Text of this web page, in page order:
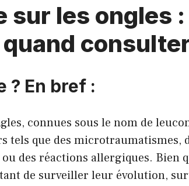
sur les ongles
? En bref :
connues sous le nom de
tels que des microtraumatismes,
des réactions allergiques. Bien
de surveiller leur évolution,